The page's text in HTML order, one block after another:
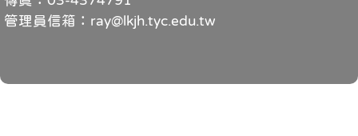
管理員信箱：ray@lkjh.tyc.edu.tw